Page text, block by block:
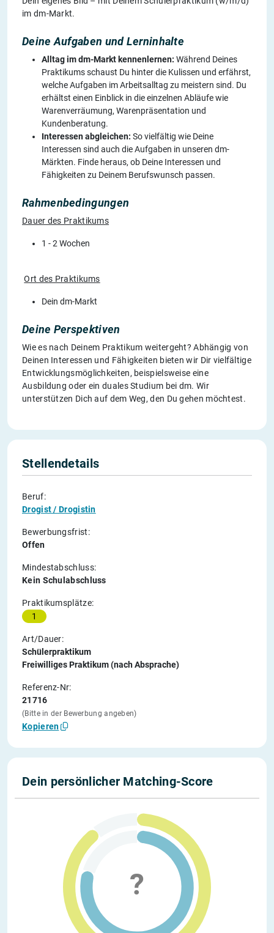
im dm-Markt.
Deine Aufgaben und Lerninhalte
Alltag im dm-Markt kennenlernen: Während Deines
Praktikums schaust Du hinter die Kulissen und erfährst,
welche Aufgaben im Arbeitsalltag zu meistern sind. Du
erhältst einen Einblick in die einzelnen Abläufe wie
Warenverräumung, Warenpräsentation und
Kundenberatung.
Interessen abgleichen: So vielfältig wie Deine
Interessen sind auch die Aufgaben in unseren dm-
Märkten. Finde heraus, ob Deine Interessen und
Fähigkeiten zu Deinem Berufswunsch passen.
Rahmenbedingungen
Dauer des Praktikums
1 - 2 Wochen
Ort des Praktikums
Dein dm-Markt
Deine Perspektiven
Wie es nach Deinem Praktikum weitergeht? Abhängig von
Deinen Interessen und Fähigkeiten bieten wir Dir vielfältige
Entwicklungsmöglichkeiten, beispielsweise eine
Ausbildung oder ein duales Studium bei dm. Wir
unterstützen Dich auf dem Weg, den Du gehen möchtest.
Stellendetails
Beruf:
Drogist / Drogistin
Bewerbungsfrist:
Offen
Mindestabschluss:
Kein Schulabschluss
Praktikumsplätze:
1
Art/Dauer:
Schülerpraktikum
Freiwilliges Praktikum (nach Absprache)
Referenz-Nr:
21716
(Bitte in der Bewerbung angeben)
Kopieren
Dein persönlicher Matching-Score